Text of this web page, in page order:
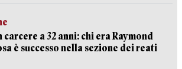
carcere a 32 anni: chi era Raymond
è successo nella sezione dei reati